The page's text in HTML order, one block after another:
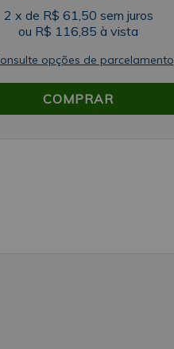
2 x de R$ 61,50 sem juros
ou R$ 116,85 à vista
opções de parcelamento
COMPRAR